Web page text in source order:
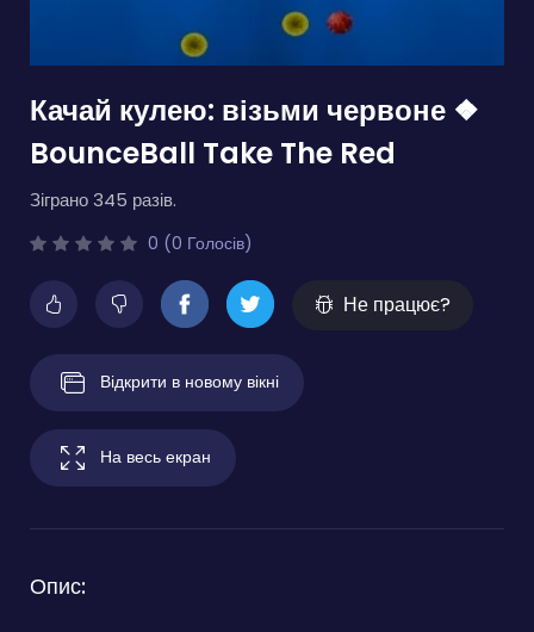
Качай кулею: візьми червоне ❖
BounceBall Take The Red
Зіграно 345 разів.
0 (0 Голосів)
Не працює?
Відкрити в новому вікні
На весь екран
Опис: